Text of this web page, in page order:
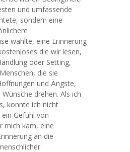
und umfassende
sondern eine
wählte, eine Erinnerung
die wir lesen,
oder Setting,
die sie
und Ängste,
drehen. Als ich
konnte ich nicht
Gefühl von
mich kam, eine
an die